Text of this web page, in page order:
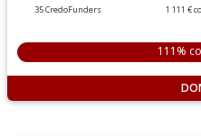
35 CredoFunders 1 111 €
111%